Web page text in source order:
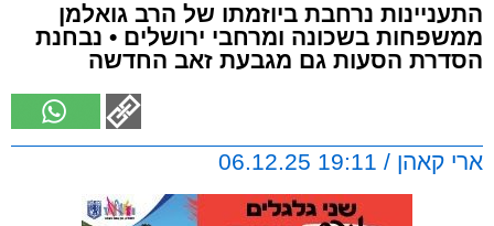
התעניינות נרחבת ביוזמתו של הרב גואלמן
ממשפחות בשכונה ומרחבי ירושלים • נבחנת
הסדרת הסעות גם מגבעת זאב החדשה
ארי קאהן / 19:11 06.12.25